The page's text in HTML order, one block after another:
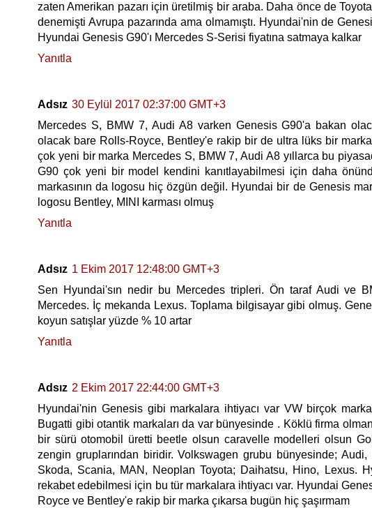
zaten Amerikan pazarı için üretilmiş bir araba. Daha önce de
denemişti Avrupa pazarında ama olmamıştı. Hyundai'nin de
Hyundai Genesis G90'ı Mercedes S-Serisi fiyatına satmaya kalkar
Yanıtla
Adsız 30 Eylül 2017 02:37:00 GMT+3
Mercedes S, BMW 7, Audi A8 varken Genesis G90'a bakan
olacak bare Rolls-Royce, Bentley'e rakip bir de ultra lüks bir
çok yeni bir marka Mercedes S, BMW 7, Audi A8 yıllarca bu
G90 çok yeni bir model kendini kanıtlayabilmesi için daha
markasının da logosu hiç özgün değil. Hyundai bir de Genesis
logosu Bentley, MINI karması olmuş
Yanıtla
Adsız 1 Ekim 2017 12:48:00 GMT+3
Sen Hyundai'sın nedir bu Mercedes tripleri. Ön taraf Audi ve
Mercedes. İç mekanda Lexus. Toplama bilgisayar gibi olmuş.
koyun satışlar yüzde % 10 artar
Yanıtla
Adsız 2 Ekim 2017 22:44:00 GMT+3
Hyundai'nin Genesis gibi markalara ihtiyacı var VW birçok
Bugatti gibi otantik markaları da var bünyesinde . Köklü firma
bir sürü otomobil üretti beetle olsun caravelle modelleri olsun
zengin gruplarından biridir. Volkswagen grubu bünyesinde;
Skoda, Scania, MAN, Neoplan Toyota; Daihatsu, Hino, Lexus.
rekabet edebilmesi için bu tür markalara ihtiyacı var. Hyundai
Royce ve Bentley'e rakip bir marka çıkarsa bugün hiç şaşırmam